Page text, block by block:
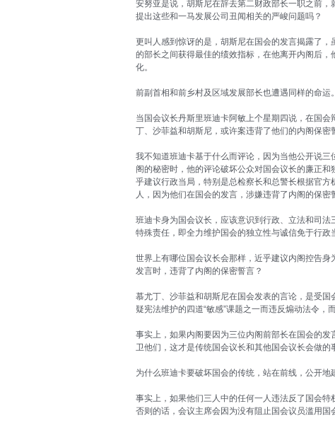
安努亚是说，胡斯尼在辞去第二财政部长一职之前
提出这些和一马发展公司丑闻相关的严峻问题吗？
更叫人感到惊讶的是，胡斯尼在国会的发言揭露了
的部长之间获得最佳的绩效指标，在他离开内阁后
化。
前副首相和前乡村及区域发展部长也遭遇同样的命运。
当国会议长丹斯里班迪卡阿敏上个星期四说，在国
丁、沙菲益和胡斯尼，或许案违背了他们的内阁保密
我不知道班迪卡基于什么而评论，因为当他公开说
阁的秘密时，他的评论破坏公众对国会议长的廉正
乎建议行政当局，特别是总检察长和总警长根据官
人，因为他们在国会的发言，涉嫌违背了内阁的保密
班迪卡身为国会议长，应该意识到行政、立法和司
特殊责任，即全力维护国会的独立性与诚信免于行政
世界上有哪位国会议长会那样，近乎建议内阁控告
发言时，违背了内阁的保密誓言？
慕尤丁、沙菲益和胡斯尼在国会发表的言论，是受
疑宪法维护的四道“敏感”课题之一而违反煽动法令，
事实上，如果内阁要因为三位内阁前部长在国会的
卫他们，这才是传统国会议长和其他国会议长会做的
为什么班迪卡要破坏国会的传统，站在前线，公开地
事实上，如果他们三人中的任何一人违法反了国会特
否则的话，会议主席会因为没有阻止国会议员滥用国